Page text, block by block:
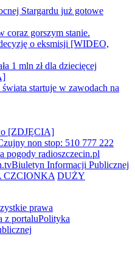
Stargardu już gotowe
coraz gorszym stanie.
o eksmisji [WIDEO,
1 mln zł dla dziecięcej
startuje w zawodach na
[ZDJĘCIA]
non stop: 510 777 222
pogody radioszczecin.pl
Biuletyn Informacji Publicznej
CZCIONKA DUŻY
prawa
z portaluPolityka